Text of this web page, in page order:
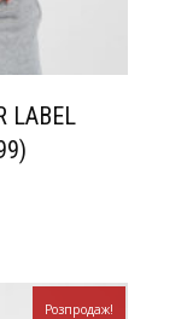
LABEL
Розпродаж!